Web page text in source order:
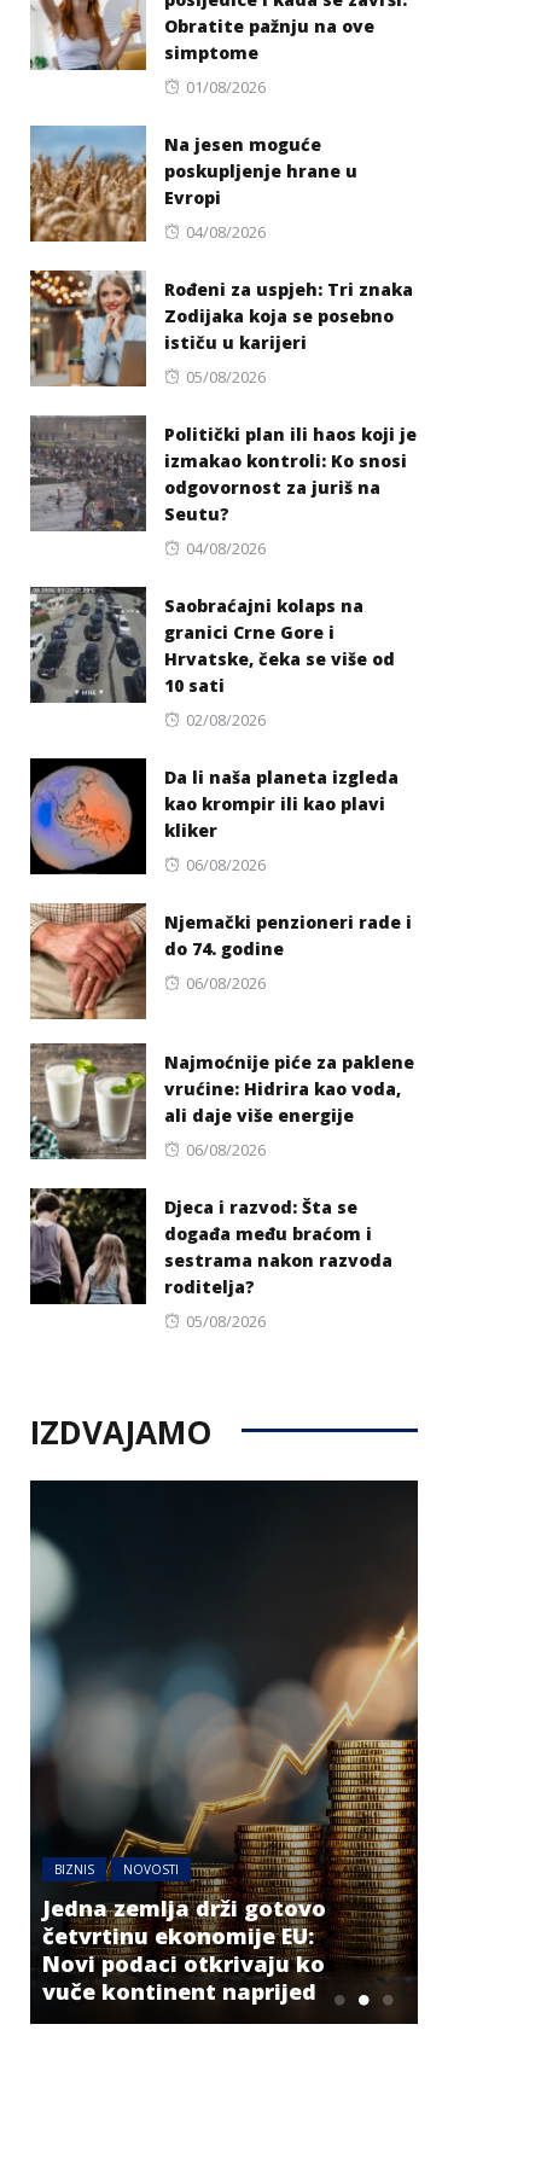
Obratite pažnju na ove
simptome
Posted
01/08/2026
Na jesen moguće
poskupljenje hrane u
Evropi
Posted
04/08/2026
Rođeni za uspjeh: Tri znaka
Zodijaka koja se posebno
ističu u karijeri
Posted
05/08/2026
Politički plan ili haos koji je
izmakao kontroli: Ko snosi
odgovornost za juriš na
Seutu?
Posted
04/08/2026
Saobraćajni kolaps na
granici Crne Gore i
Hrvatske, čeka se više od
10 sati
Posted
02/08/2026
Da li naša planeta izgleda
kao krompir ili kao plavi
kliker
Posted
06/08/2026
Njemački penzioneri rade i
do 74. godine
Posted
06/08/2026
Najmoćnije piće za paklene
vrućine: Hidrira kao voda,
ali daje više energije
Posted
06/08/2026
Djeca i razvod: Šta se
događa među braćom i
sestrama nakon razvoda
roditelja?
Posted
05/08/2026
IZDVAJAMO
BIZNIS NOVOSTI
Jedna zemlja drži gotovo
četvrtinu ekonomije EU:
Novi podaci otkrivaju ko
vuče kontinent naprijed